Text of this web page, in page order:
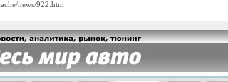
news/922.htm